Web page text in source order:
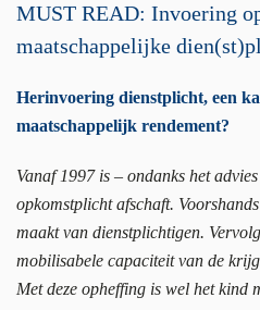
MUST READ: Invoering
maatschappelijke
Herinvoering dienstplicht, een
maatschappelijk rendement?
Vanaf 1997 is – ondanks het
opkomstplicht afschaft.
maakt van dienstplichtigen.
mobilisabele capaciteit van de
Met deze opheffing is wel het kind